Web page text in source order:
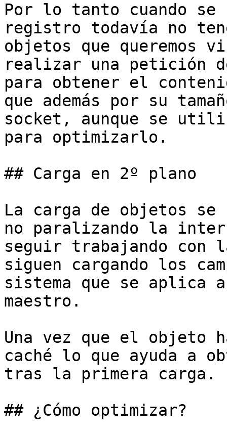
Por lo tanto cuando
registro todavía no
objetos que queremos
realizar una petición
para obtener el
que además por su
socket, aunque se
para optimizarlo.
## Carga en 2º plano
La carga de objetos
no paralizando la
seguir trabajando con
siguen cargando los
sistema que se aplica
maestro.
Una vez que el objeto
caché lo que ayuda a
tras la primera carga.
## ¿Cómo optimizar?